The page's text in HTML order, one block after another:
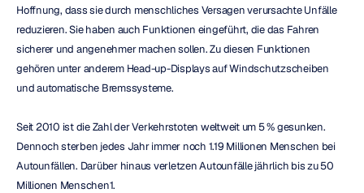
Hoffnung, dass sie durch menschliches Versagen verursachte Unfälle
reduzieren. Sie haben auch Funktionen eingeführt, die das Fahren
sicherer und angenehmer machen sollen. Zu diesen Funktionen
gehören unter anderem Head-up-Displays auf Windschutzscheiben
und automatische Bremssysteme.
Seit 2010 ist die Zahl der Verkehrstoten weltweit um 5 % gesunken.
Dennoch sterben jedes Jahr immer noch 1.19 Millionen Menschen bei
Autounfällen. Darüber hinaus verletzen Autounfälle jährlich bis zu 50
Millionen Menschen1.